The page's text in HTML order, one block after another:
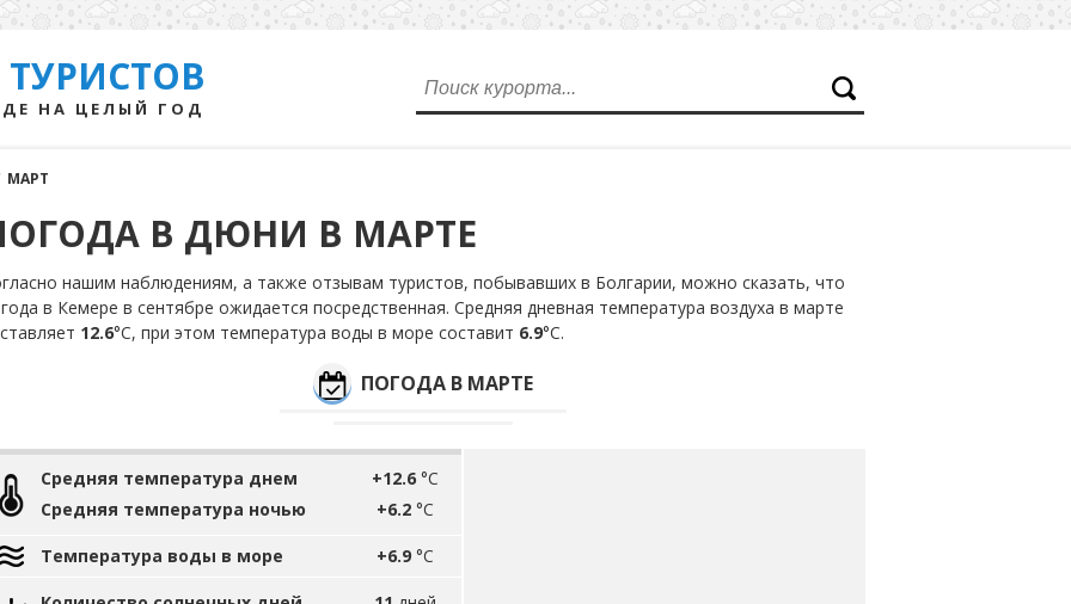
НА ЦЕЛЫЙ ГОД
МАРТ
В ДЮНИ В МАРТЕ
нашим наблюдениям, а также отзывам туристов, побывавших в Болгарии, можно сказать, что
в Кемере в сентябре ожидается посредственная. Средняя дневная температура воздуха в марте
12.6°С, при этом температура воды в море составит 6.9°С.
ПОГОДА В МАРТЕ
Средняя температура днем
Средняя температура ночью
+12.6 °C
+6.2 °C
Температура воды в море +6.9 °C